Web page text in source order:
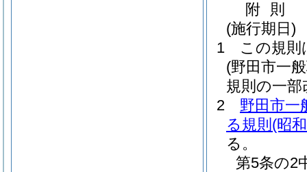
附 則
(施行期日)
1
この規則
(野田市一
規則の一部
2
野田市一
る規則 (昭
る。
第5条の2